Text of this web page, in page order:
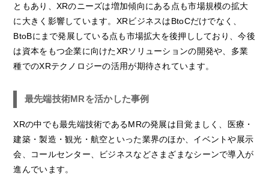
ともあり、XRのニーズは増加傾向にある点も市場規模の拡大
に大きく影響しています。XRビジネスはBtoCだけでなく、
BtoBにまで発展している点も市場拡大を後押ししており、今後
は資本をもつ企業に向けたXRソリューションの開発や、多業
種でのXRテクノロジーの活用が期待されています。
最先端技術MRを活かした事例
XRの中でも最先端技術であるMRの発展は目覚ましく、医療・
建築・製造・観光・航空といった業界のほか、イベントや展示
会、コールセンター、ビジネスなどさまざまなシーンで導入が
進んでいます。